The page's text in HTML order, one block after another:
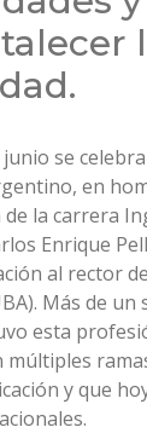
junio se
en
la carrera
Enrique
al rector
Más de un
esta
y que